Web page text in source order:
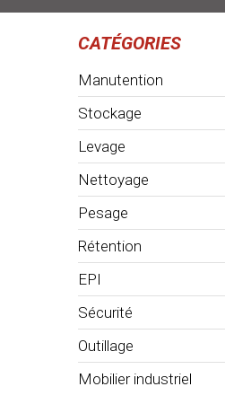
CATÉGORIES
Manutention
Stockage
Levage
Nettoyage
Pesage
Rétention
EPI
Sécurité
Outillage
Mobilier industriel